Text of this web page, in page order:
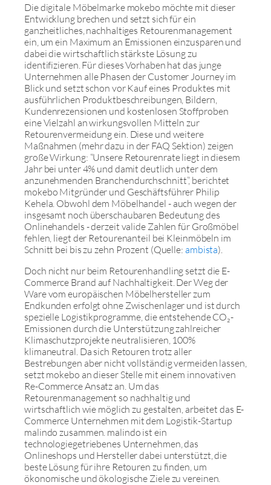
Die digitale Möbelmarke mokebo möchte mit dieser
Entwicklung brechen und setzt sich für ein
ganzheitliches, nachhaltiges Retourenmanagement
ein, um ein Maximum an Emissionen einzusparen und
dabei die wirtschaftlich stärkste Lösung zu
identifizieren. Für dieses Vorhaben hat das junge
Unternehmen alle Phasen der Customer Journey im
Blick und setzt schon vor Kauf eines Produktes mit
ausführlichen Produktbeschreibungen, Bildern,
Kundenrezensionen und kostenlosen Stoffproben
eine Vielzahl an wirkungsvollen Mitteln zur
Retourenvermeidung ein. Diese und weitere
Maßnahmen (mehr dazu in der FAQ Sektion) zeigen
große Wirkung: “Unsere Retourenrate liegt in diesem
Jahr bei unter 4% und damit deutlich unter dem
anzunehmenden Branchendurchschnitt”, berichtet
mokebo Mitgründer und Geschäftsführer Philip
Kehela. Obwohl dem Möbelhandel - auch wegen der
insgesamt noch überschaubaren Bedeutung des
Onlinehandels - derzeit valide Zahlen für Großmöbel
fehlen, liegt der Retourenanteil bei Kleinmöbeln im
Schnitt bei bis zu zehn Prozent (Quelle: ambista).
Doch nicht nur beim Retourenhandling setzt die E-
Commerce Brand auf Nachhaltigkeit. Der Weg der
Ware vom europäischen Möbelhersteller zum
Endkunden erfolgt ohne Zwischenlager und ist durch
spezielle Logistikprogramme, die entstehende CO₂-
Emissionen durch die Unterstützung zahlreicher
Klimaschutzprojekte neutralisieren, 100%
klimaneutral. Da sich Retouren trotz aller
Bestrebungen aber nicht vollständig vermeiden lassen,
setzt mokebo an dieser Stelle mit einem innovativen
Re-Commerce Ansatz an. Um das
Retourenmanagement so nachhaltig und
wirtschaftlich wie möglich zu gestalten, arbeitet das E-
Commerce Unternehmen mit dem Logistik-Startup
malindo zusammen. malindo ist ein
technologiegetriebenes Unternehmen, das
Onlineshops und Hersteller dabei unterstützt, die
beste Lösung für ihre Retouren zu finden, um
ökonomische und ökologische Ziele zu vereinen.